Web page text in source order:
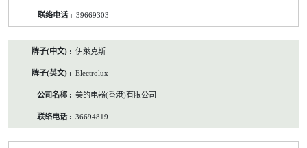
39669303
伊萊克斯
Electrolux
美的电器(香港)有限公司
36694819